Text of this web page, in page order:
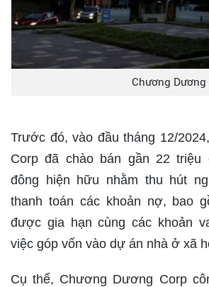
Chương
Trước đó, vào đầu tháng 12/
Corp đã chào bán gần 22 triệu
đông hiện hữu nhằm thu hút
thanh toán các khoản nợ, bao
được gia hạn cùng các khoản
việc góp vốn vào dự án nhà ở xã
Cụ thể, Chương Dương Corp